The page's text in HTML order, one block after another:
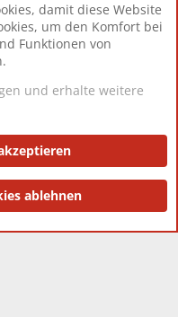
12.427
Berlin
Impressum
2025 XenForo Ltd.
damit diese Website
um den Komfort bei
Funktionen von
und erhalte weitere
ablehnen